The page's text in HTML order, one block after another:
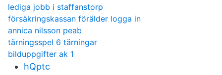
lediga jobb i staffanstorp
försäkringskassan förälder logga in
annica nilsson peab
tärningsspel 6 tärningar
bilduppgifter ak 1
hQptc